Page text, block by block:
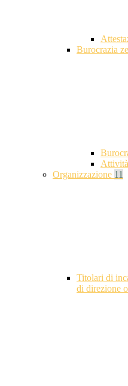
Burocrazia
Organizzazione 11
Titolari di
di direzione